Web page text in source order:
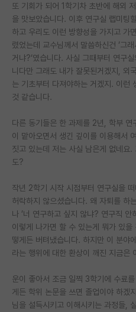
반도체/AI 게시판
장학금/장학생 게시판
학술 정보 게시판
홍보 게시판
유학교육
이벤트
반도체 아카데미
재팬라운지 🌸
또 기회가 되어 1학기차 초반에 해외
을 맛보았습니다. 이후 연구실 랩미팅
하고 우리도 이런 방향성을 가지고 가
렸었는데 교수님께서 말씀하신건 ‘그
거냐?‘였습니다. 사실 그때부터 연구
니다만 그래도 내가 잘못된거겠지, 외
는 기초부터 다져야하는 거겠지. 이런
것 같습니다.
다른 동기들은 한 과제를 2년, 학부
이 맡아오면서 생긴 깊이를 이용해서
짓고 있는데 저는 사실 남은게 없네요
도?
작년 2학기 시작 시점부터 연구실을
허락하지 않으셨습니다. 왜 자퇴를 하
나 ’너 연구하고 싶지 않냐? 연구직 안
이렇게 나가면 할 수 있는게 뭐가 있을
떻게든 버텨냈습니다. 하지만 이 분야
라는 행위에 대한 환상이 깨진 지금은
운이 좋아서 조금 일찍 3학기에 수료
게든 학위 논문을 쓰면 졸업이야 하겠
님을 설득시키고 이해시키는 과정들,